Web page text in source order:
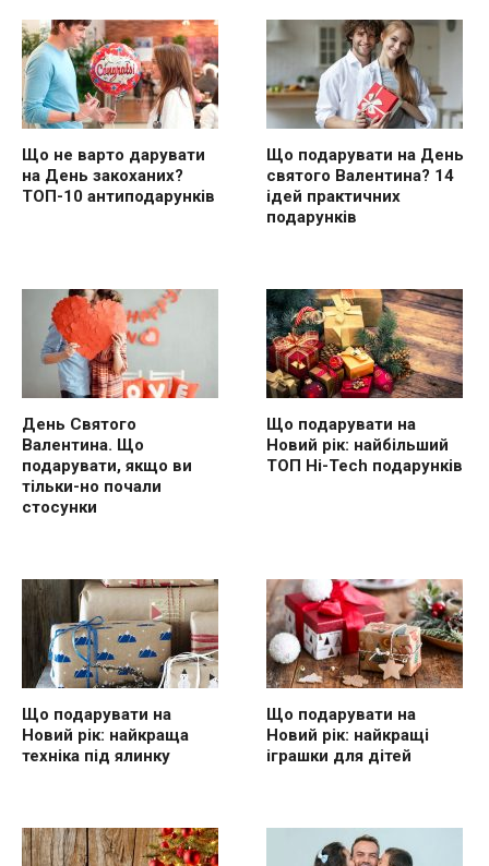
Що не варто дарувати
на День закоханих?
ТОП-10 антиподарунків
Що подарувати на День
святого Валентина? 14
ідей практичних
подарунків
День Святого
Валентина. Що
подарувати, якщо ви
тільки-но почали
стосунки
Що подарувати на
Новий рік: найбільший
ТОП Hi-Tech подарунків
Що подарувати на
Новий рік: найкраща
техніка під ялинку
Що подарувати на
Новий рік: найкращі
іграшки для дітей